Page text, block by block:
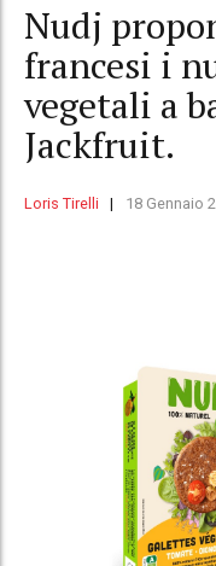
Nudj
francesi i
vegetali a
Jackfruit.
Loris Tirelli 18 Gennaio